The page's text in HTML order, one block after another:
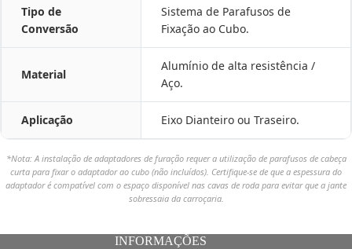
Tipo de
Conversão
Sistema de Parafusos de
Fixação ao Cubo.
Material
Alumínio de alta resistência /
Aço.
Aplicação Eixo Dianteiro ou Traseiro.
*Nota: A instalação de adaptadores de furação requer a utilização de parafusos de cabeça
curta para fixar o adaptador ao cubo (não incluídos). Certifique-se de que a espessura do
adaptador é compatível com o espaço disponível nas cavas de roda para evitar que a jante
sobressaia da carroçaria.
INFORMAÇÕES